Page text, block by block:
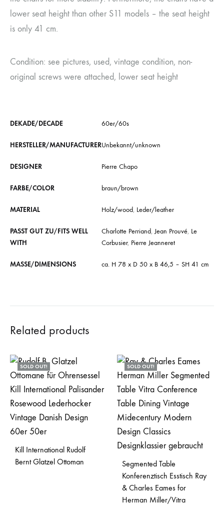
lower seat height than other S11 models – the seat height
is only 41 cm.
Condition: see pictures, used, vintage condition, non-
original screws were attached, lower seat height
DEKADE/DECADE 60er/60s
HERSTELLER/MANUFACTURERUnbekannt/unknown
DESIGNER Pierre Chapo
FARBE/COLOR braun/brown
MATERIAL Holz/wood, Leder/leather
PASST GUT ZU/FITS WELL
WITH
Charlotte Perriand,Jean Prouvé, Le
Corbusier, Pierre Jeanneret
MASSE/DIMENSIONS ca. H 78 x D 50 x B 46,5 – SH 41 cm
Related products
SOLD OUT!
Kill International Rudolf
Bernt Glatzel Ottoman
SOLD OUT!
Segmented Table
Konferenztisch Esstisch Ray
& Charles Eames for
Herman Miller/Vitra